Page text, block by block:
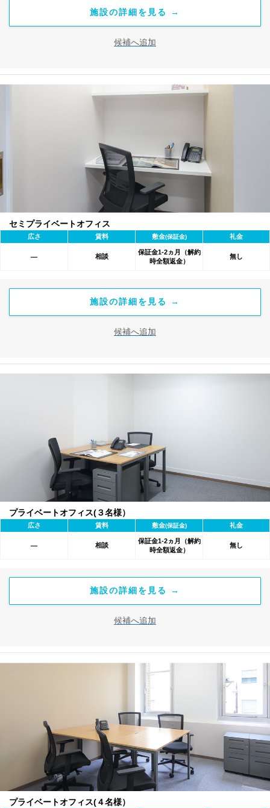
施設の詳細を見る →
候補へ追加
セミプライベートオフィス
広さ 賃料 敷金(保証金) 礼金
― 相談
保証金1-2ヵ月（解約
時全額返金）
無し
施設の詳細を見る →
候補へ追加
プライベートオフィス(３名様）
広さ 賃料 敷金(保証金) 礼金
― 相談
保証金1-2ヵ月（解約
時全額返金）
無し
施設の詳細を見る →
候補へ追加
プライベートオフィス(４名様）